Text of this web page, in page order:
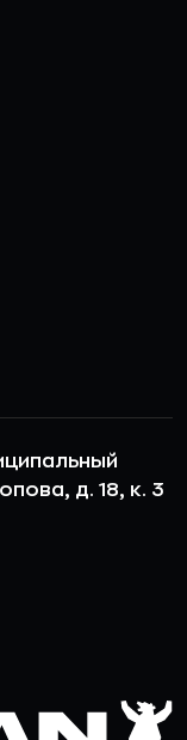
д. 18, к. 3